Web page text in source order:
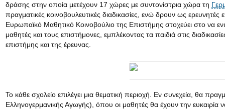
δράσης στην οποία μετέχουν 17 χώρες με συντονίστρια χώρα τη
πραγματικές κοινοβουλευτικές διαδικασίες, ενώ δρουν ως
Eυρωπαϊκό Μαθητικό Κοινοβούλιο της Επιστήμης στοχεύει στο να
μαθητές και τους επιστήμονες, εμπλέκοντας τα παιδιά στις
επιστήμης και της έρευνας.
Το κάθε σχολείο επιλέγει μια θεματική περιοχή. Εν συνεχεία, θα
Ελληνογερμανικής Αγωγής), όπου οι μαθητές θα έχουν την ευκαιρία